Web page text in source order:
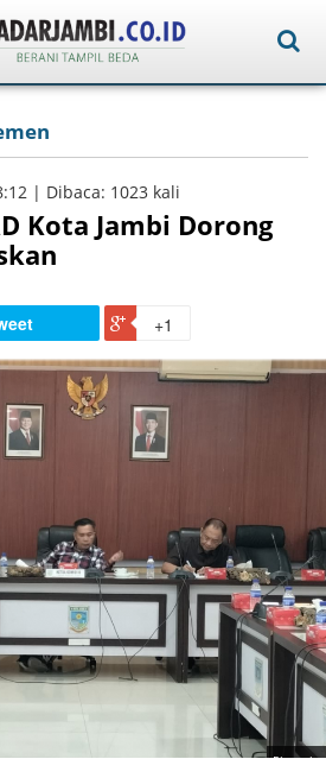
| Dibaca: 1023 kali
Kota Jambi Dorong
+1
Photo by